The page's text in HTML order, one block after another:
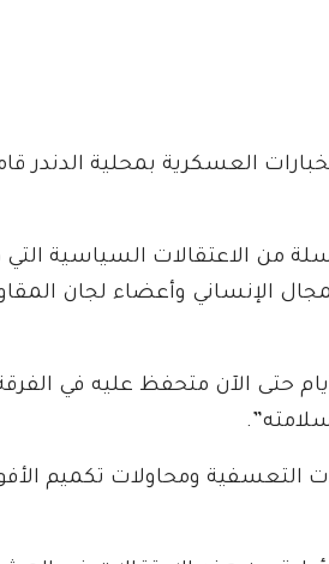
العسكرية بمحلية الدندر
من الاعتقالات السياسية التي
الإنساني وأعضاء لجان
التعسفية ومحاولات تكميم